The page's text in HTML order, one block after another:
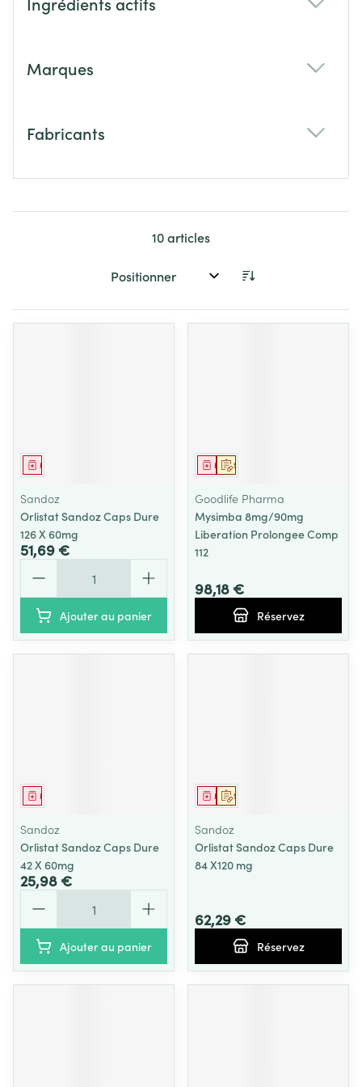
Marques
Fabricants
10articles
Trier par:
Médicament
Sandoz
Orlistat Sandoz Caps Dure
126 X 60mg
51,69 €
Ajouter au panier
Sur prescription
Médicament
Goodlife Pharma
Mysimba 8mg/90mg
Liberation Prolongee Comp
112
98,18 €
Réservez
Médicament
Sandoz
Orlistat Sandoz Caps Dure
42 X 60mg
25,98 €
Ajouter au panier
Sur prescription
Médicament
Sandoz
Orlistat Sandoz Caps Dure
84 X120 mg
62,29 €
Réservez